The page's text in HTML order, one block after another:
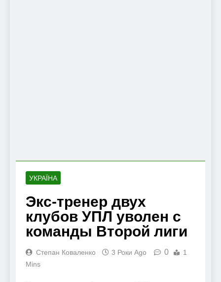
УКРАЇНА
Экс-тренер двух
клубов УПЛ уволен с
команды Второй лиги
Степан Коваленко 3 Роки Ago 0
1
Mins